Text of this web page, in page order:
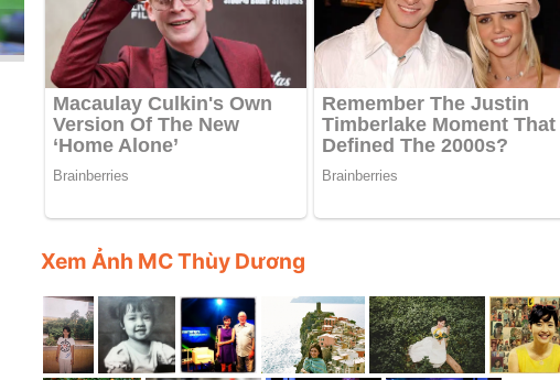
Xem Ảnh MC Thùy Dương